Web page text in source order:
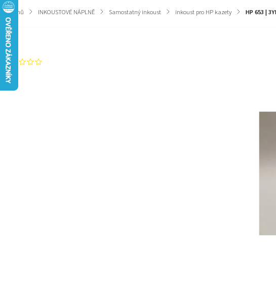
Domů / INKOUSTOVÉ NÁPLNĚ / Samostatný inkoust / inkoust pro HP kazety / HP 653 |
Záruka
Značka: